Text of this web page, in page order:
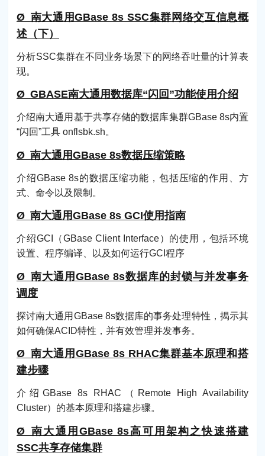
Ø 南大通用GBase 8s SSC集群网络交互信息概
述（下）
分析SSC集群在不同业务场景下的网络吞吐量的计算表
现。
Ø GBASE南大通用数据库“闪回”功能使用介绍
介绍南大通用基于共享存储的数据库集群GBase 8s内置
“闪回”工具 onflsbk.sh。
Ø 南大通用GBase 8s数据压缩策略
介绍GBase 8s的数据压缩功能，包括压缩的作用、方
式、命令以及限制。
Ø 南大通用GBase 8s GCI使用指南
介绍GCI（GBase Client Interface）的使用，包括环境
设置、程序编译、以及如何运行GCI程序
Ø 南大通用GBase 8s数据库的封锁与并发事务
调度
探讨南大通用GBase 8s数据库的事务处理特性，揭示其
如何确保ACID特性，并有效管理并发事务。
Ø 南大通用GBase 8s RHAC集群基本原理和搭
建步骤
介绍GBase 8s RHAC（Remote High Availability
Cluster）的基本原理和搭建步骤。
Ø 南大通用GBase 8s高可用架构之快速搭建
SSC共享存储集群